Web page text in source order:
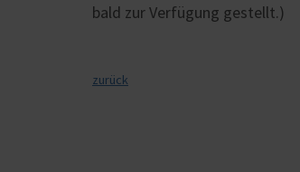
bald zur Verfügung gestellt.)
zurück